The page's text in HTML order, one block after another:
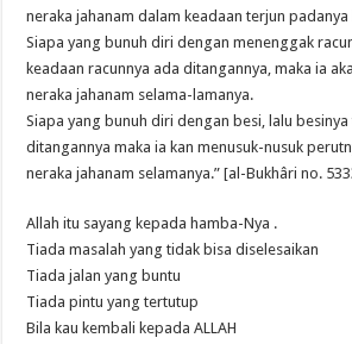
neraka jahanam dalam keadaan terjun padanya
Siapa yang bunuh diri dengan menenggak
keadaan racunnya ada ditangannya, maka ia
neraka jahanam selama-lamanya.
Siapa yang bunuh diri dengan besi, lalu
ditangannya maka ia kan menusuk-nusuk
neraka jahanam selamanya.” [al-Bukhâri no.
Allah itu sayang kepada hamba-Nya .
Tiada masalah yang tidak bisa diselesaikan
Tiada jalan yang buntu
Tiada pintu yang tertutup
Bila kau kembali kepada ALLAH